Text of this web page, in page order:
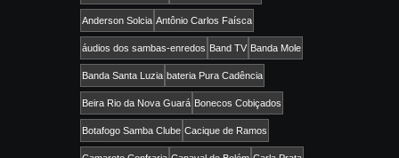
Anderson Solcia Antônio Carlos Faísca
áudios dos sambas-enredos Band TV Banda Mole
Banda Santa Luzia bateria Pura Cadência
Beira Rio da Nova Guará Bonecos Cobiçados
Botafogo Samba Clube Cacique de Ramos